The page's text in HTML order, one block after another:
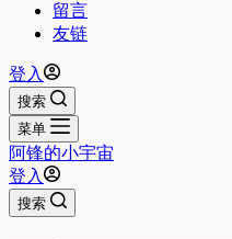
留言
友链
登入
搜索
菜单
阿锋的小宇宙
登入
搜索